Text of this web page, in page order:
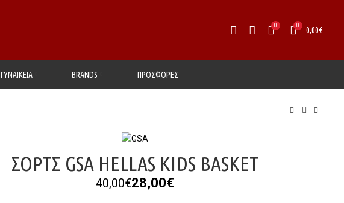
0 0 0,00€
ΓΥΝΑΙΚΕΙΑ BRANDS ΠΡΟΣΦΟΡΕΣ
ΣΟΡΤΣ GSA HELLAS KIDS BASKET
40,00€Original
28,00€